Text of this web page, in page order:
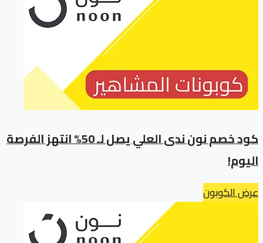
كود خصم نون ندى العلي يصل لـ 50% انتهز الفرصة
اليوم!
عرض الكوبون